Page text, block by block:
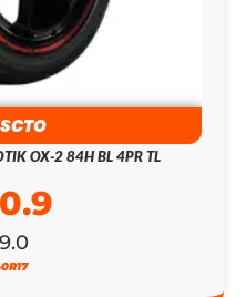
OX-2 84H BL 4PR TL